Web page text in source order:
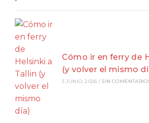
Cómo ir en ferry de
(y volver el mismo
3 JUNIO, 2026 / SIN